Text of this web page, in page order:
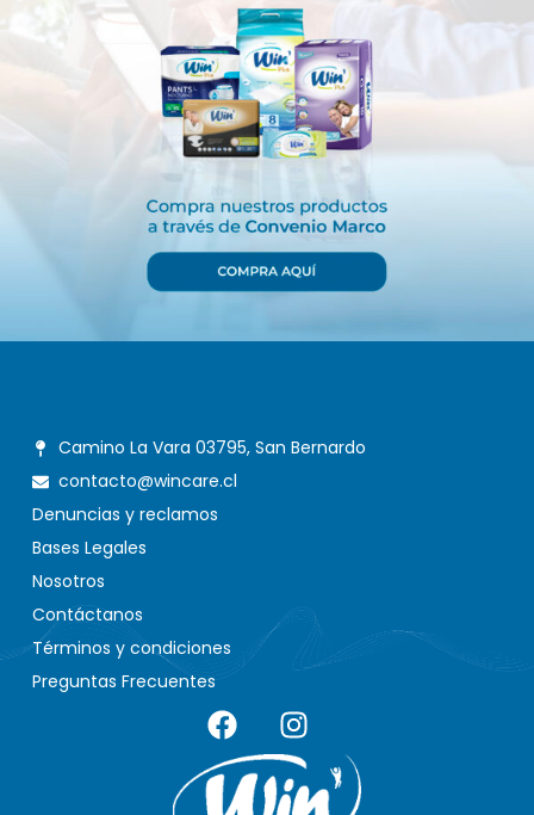
Camino La Vara 03795, San Bernardo
contacto@wincare.cl
Denuncias y reclamos
Bases Legales
Nosotros
Contáctanos
Términos y condiciones
Preguntas Frecuentes